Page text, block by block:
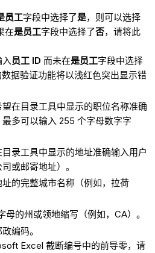
员工字段中选择了是，则可以选择
在是员工字段中选择了否，请将此
员工 ID 而未在是员工字段中选择
据验证功能将以浅红色突出显示错
在目录工具中显示的职位名称准确
多可以输入 255 个字母数字字
录工具中显示的地址准确输入用户
或邮寄地址）。
的完整城市名称（例如，拉荷
母的州或领地缩写（例如，CA）。
编码。
Excel 截断编号中的前导零，请